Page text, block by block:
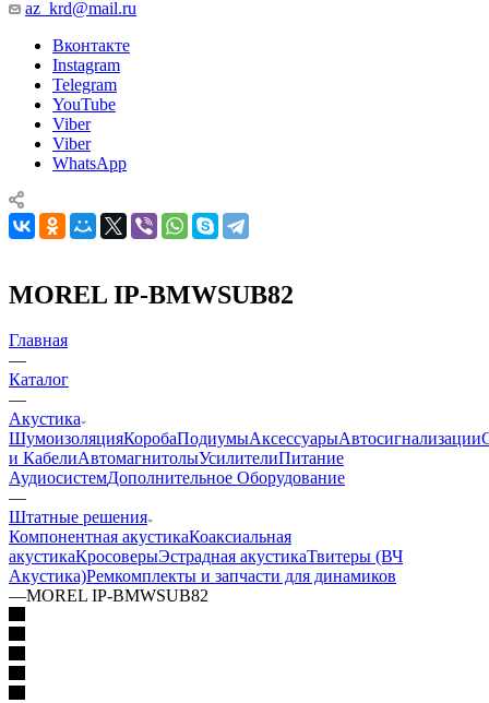
az_krd@mail.ru
Вконтакте
Instagram
Telegram
YouTube
Viber
Viber
WhatsApp
MOREL IP-BMWSUB82
Главная
—
Каталог
—
Акустика
ШумоизоляцияКоробаПодиумыАксессуарыАвтосигнализации
и КабелиАвтомагнитолыУсилителиПитание
АудиосистемДополнительное Оборудование
—
Штатные решения
Компонентная акустикаКоаксиальная
акустикаКросоверыЭстрадная акустикаТвитеры (ВЧ
Акустика)Ремкомплекты и запчасти для динамиков
—MOREL IP-BMWSUB82